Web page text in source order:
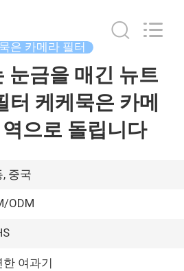
은 카메라 필터
눈금을 매긴 뉴트
터 케케묵은 카메
으로 돌립니다
, 중국
ODM
한 여과기